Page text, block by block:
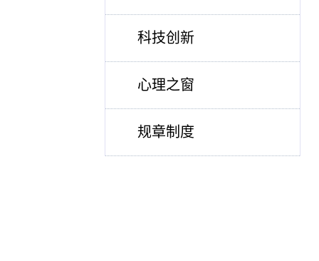
科技创新
心理之窗
规章制度